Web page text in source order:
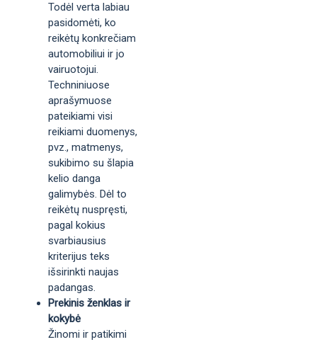
Todėl verta labiau
pasidomėti, ko
reikėtų konkrečiam
automobiliui ir jo
vairuotojui.
Techniniuose
aprašymuose
pateikiami visi
reikiami duomenys,
pvz., matmenys,
sukibimo su šlapia
kelio danga
galimybės. Dėl to
reikėtų nuspręsti,
pagal kokius
svarbiausius
kriterijus teks
išsirinkti naujas
padangas.
Prekinis ženklas ir
kokybė
Žinomi ir patikimi